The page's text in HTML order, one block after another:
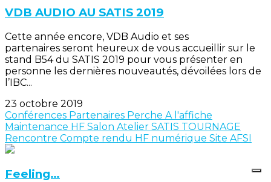
VDB AUDIO AU SATIS 2019
Cette année encore, VDB Audio et ses
partenaires seront heureux de vous accueillir sur le
stand B54 du SATIS 2019 pour vous présenter en
personne les dernières nouveautés, dévoilées lors de
l’IBC...
23 octobre 2019
Conférences Partenaires Perche A l'affiche
Maintenance HF Salon Atelier SATIS TOURNAGE
Rencontre Compte rendu HF numérique Site AFSI
Feeling…